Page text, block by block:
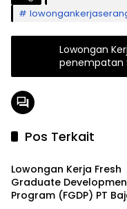
Lowongan
penempatan
Pos Terkait
LOKER SERANG
Lowongan Kerja Fresh
Graduate
Program (FGDP) PT
LOKER SERANG